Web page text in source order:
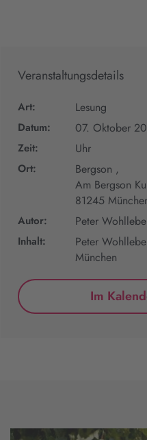
Veranstaltungsdetails
Art: Lesung
Datum: 07. Oktober
Zeit: Uhr
Ort:
Bergson ,
Am Bergson
81245
Autor: Peter
Inhalt:
Peter
München
Im